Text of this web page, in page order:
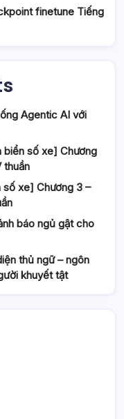
finetune Tiếng
Agentic AI với
biển số xe] Chương
thuần
số xe] Chương 3 –
báo ngủ gật cho
thủ ngữ – ngôn
khuyết tật